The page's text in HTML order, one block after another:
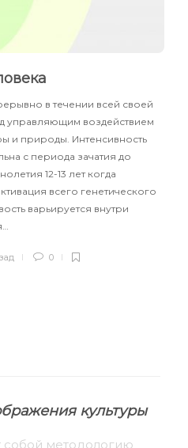
в течении всей своей
управляющим воздействием
и природы. Интенсивность
с периода зачатия до
12-13 лет когда
всего генетического
варьируется внутри
0
культуры
собой методологию